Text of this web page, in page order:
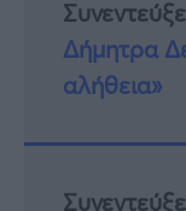
Δήμητρα
αλήθεια»